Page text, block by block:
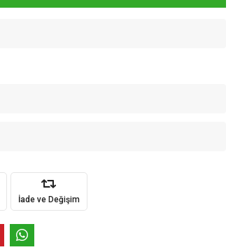
İade ve Değişim